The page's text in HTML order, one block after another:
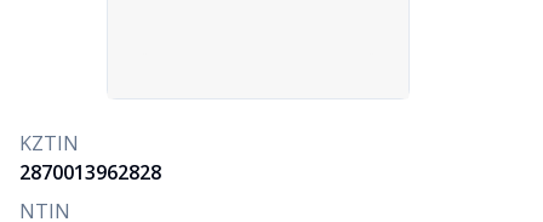
KZTIN
2870013962828
NTIN